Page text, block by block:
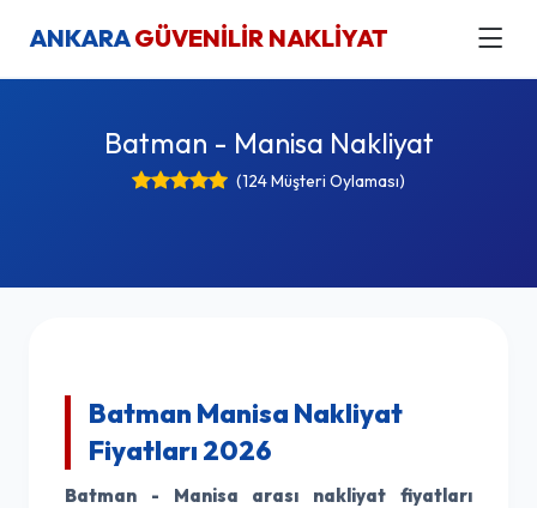
ANKARAGÜVENİLİR NAKLİYAT
Batman - Manisa Nakliyat
(124 Müşteri Oylaması)
Batman Manisa Nakliyat
Fiyatları 2026
Batman - Manisa arası nakliyat fiyatları